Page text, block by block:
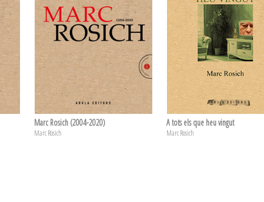
Marc Rosich (2004-2020)
Marc Rosich
A tots els que heu vingut
Marc Rosich